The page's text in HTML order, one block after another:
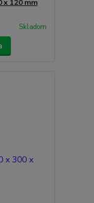
x 120 mm
Skladom